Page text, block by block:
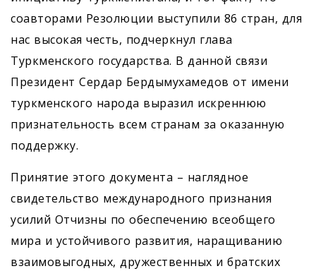
соавторами Резолюции выступили 86 стран, для
нас высокая честь, подчеркнул глава
Туркменского государства. В данной связи
Президент Сердар Бердымухамедов от имени
туркменского народа выразил искреннюю
признательность всем странам за оказанную
поддержку.
Принятие этого документа – наглядное
свидетельство международного признания
усилий Отчизны по обеспечению всеобщего
мира и устойчивого развития, наращиванию
взаимовыгодных, дружественных и братских